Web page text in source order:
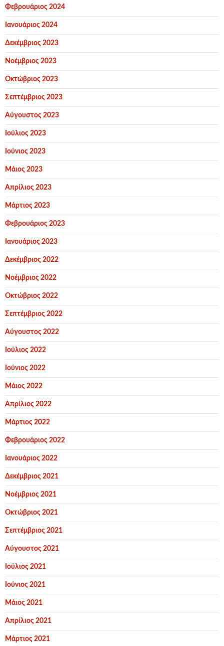
Φεβρουάριος 2024
Ιανουάριος 2024
Δεκέμβριος 2023
Νοέμβριος 2023
Οκτώβριος 2023
Σεπτέμβριος 2023
Αύγουστος 2023
Ιούλιος 2023
Ιούνιος 2023
Μάιος 2023
Απρίλιος 2023
Μάρτιος 2023
Φεβρουάριος 2023
Ιανουάριος 2023
Δεκέμβριος 2022
Νοέμβριος 2022
Οκτώβριος 2022
Σεπτέμβριος 2022
Αύγουστος 2022
Ιούλιος 2022
Ιούνιος 2022
Μάιος 2022
Απρίλιος 2022
Μάρτιος 2022
Φεβρουάριος 2022
Ιανουάριος 2022
Δεκέμβριος 2021
Νοέμβριος 2021
Οκτώβριος 2021
Σεπτέμβριος 2021
Αύγουστος 2021
Ιούλιος 2021
Ιούνιος 2021
Μάιος 2021
Απρίλιος 2021
Μάρτιος 2021